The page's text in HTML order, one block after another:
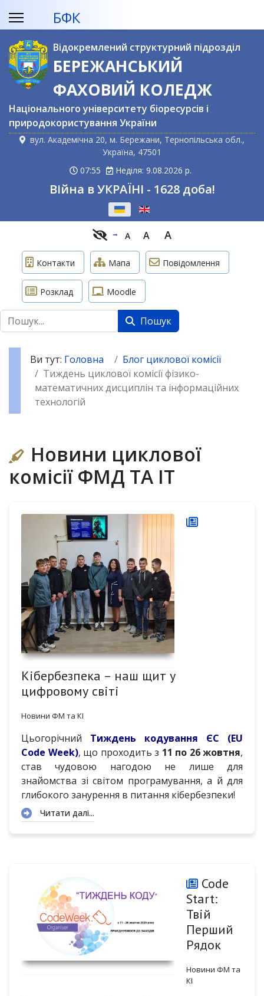
БФК
Відокремлений структурний підрозділ
БЕРЕЖАНСЬКИЙ
ФАХОВИЙ КОЛЕДЖ
Національного університету біоресурсів і
природокористування України
вул. Академічна 20, м. Бережани, Тернопільська обл.,
Україна, 47501
07:55
Неділя: 9.08.2026 р.
Війна в УКРАЇНІ - 1628 доба!
A A A
Контакти Мапа Повідомлення
Розклад Moodle
Пошук Пошук
Ви тут: Головна
Блог циклової комісії
Тиждень циклової комісії фізико-
математичних дисциплін та інформаційних
технологій
Новини циклової
комісії ФМД ТА ІТ
Кібербезпека – наш щит у
цифровому світі
Новини ФМ та КІ
Цьогорічний Тиждень кодування ЄС (EU
Code Week), що проходить з 11 по 26 жовтня,
став чудовою нагодою не лише для
знайомства зі світом програмування, а й для
глибокого занурення в питання кібербезпеки!
Читати далі...
Code
Start:
Твій
Перший
Рядок
Новини ФМ та
КІ